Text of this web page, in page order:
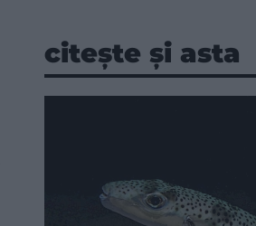
citește și asta